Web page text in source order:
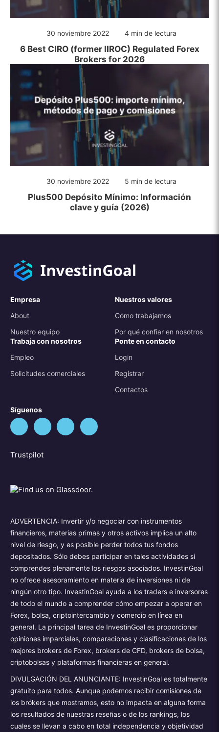
30 noviembre 2022 4 min de lectura
6 Best CIRO (former IIROC) Regulated Forex
Brokers for 2026
30 noviembre 2022 5 min de lectura
Plus500 Depósito Mínimo: Información
clave y guía (2026)
Empresa
About
Nuestro equipo
Nuestros valores
Cómo trabajamos
Por qué confiar en nosotros
Trabaja con nosotros
Empleo
Solicitudes comerciales
Ponte en contacto
Login
Registrar
Contactos
Síguenos
Trustpilot
ADVERTENCIA: Invertir y/o negociar con instrumentos
financieros, materias primas y otros activos implica un alto
nivel de riesgo, y es posible perder todos tus fondos
depositados. Sólo debes participar en tales actividades si
comprendes plenamente los riesgos asociados. InvestinGoal
no ofrece asesoramiento en materia de inversiones ni de
ningún otro tipo. InvestinGoal ayuda a los traders e inversores
de todo el mundo a comprender cómo empezar a operar en
Forex, bolsa, criptointercambio y comercio en línea en
general. La principal tarea de InvestinGoal es proporcionar
opiniones imparciales, comparaciones y clasificaciones de los
mejores brokers de Forex, brokers de CFD, brokers de bolsa,
criptobolsas y plataformas financieras en general.
DIVULGACIÓN DEL ANUNCIANTE: InvestinGoal es totalmente
gratuito para todos. Aunque podemos recibir comisiones de
los brókers que mostramos, esto no impacta en alguna forma
los resultados de nuestras reseñas o de los rankings, los
cuales se llevan a cabo en total independencia y objetividad